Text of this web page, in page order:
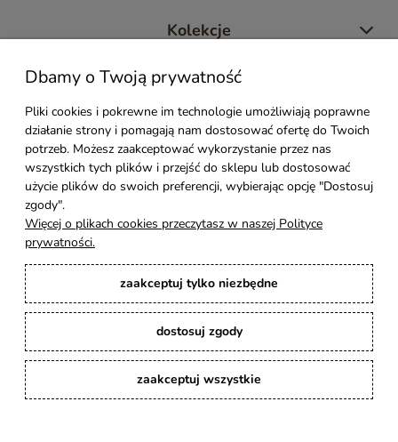
Kolekcje
Moje konto
Pomoc
Styl Mebli
Rodzaje drewna
Kontakt
Karina Meble
: Ręcznie robione meble indyjskie, loftowe, industrialne i boho z
litego drewna. | Copyright © 2008–2026
Dbamy o Twoją prywatność
Pliki cookies i pokrewne im technologie umożliwiają poprawne
działanie strony i pomagają nam dostosować ofertę do Twoich
potrzeb. Możesz zaakceptować wykorzystanie przez nas
wszystkich tych plików i przejść do sklepu lub dostosować
użycie plików do swoich preferencji, wybierając opcję "Dostosuj
zgody".
Więcej o plikach cookies przeczytasz w naszej Polityce
prywatności.
zaakceptuj tylko niezbędne
dostosuj zgody
zaakceptuj wszystkie